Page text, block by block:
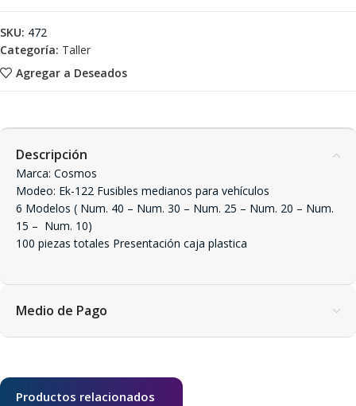
Agregar a Deseados
SKU: 472
Categoría: Taller
Descripción
Marca: Cosmos
Modeo: Ek-122 Fusibles medianos para vehículos
6 Modelos ( Num. 40 – Num. 30 – Num. 25 – Num. 20 – Num.
15 – Num. 10)
100 piezas totales Presentación caja plastica
Medio de Pago
Productos relacionados